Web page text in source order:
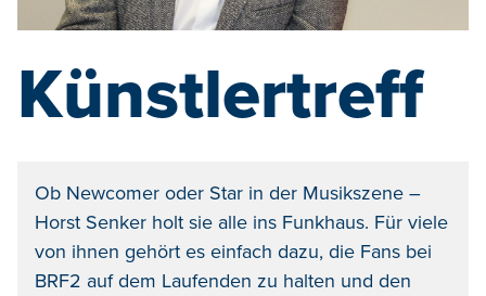
Künstlertreff
Ob Newcomer oder Star in der Musikszene –
Horst Senker holt sie alle ins Funkhaus. Für viele
von ihnen gehört es einfach dazu, die Fans bei
BRF2 auf dem Laufenden zu halten und den